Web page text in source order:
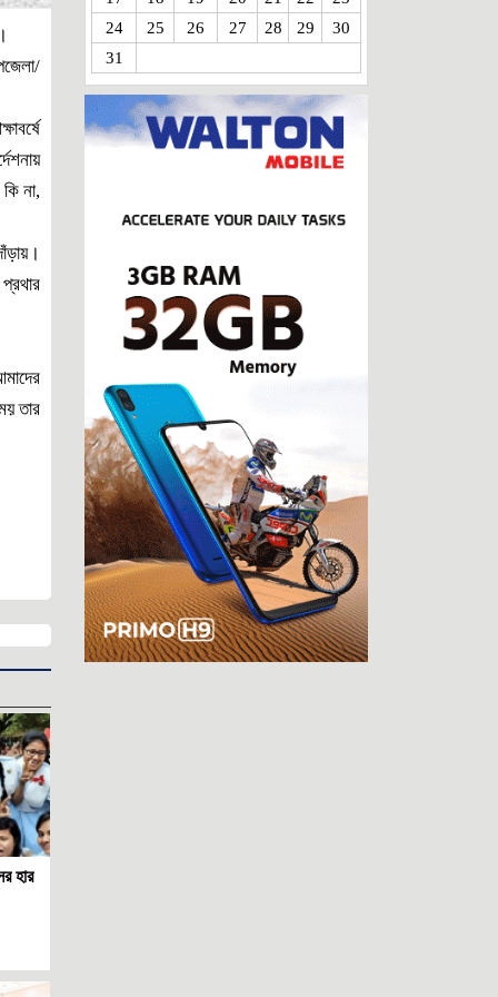
না,
তার
হার
আকিজ গ্রুপের আদ্-দ্বীনে শিশু মৃত্যু এবং কিছু
প্রশ্ন
কোরবানি পশুর হাট: জনস্বার্থ বিরোধী নীতিমালার
সংস্কার জরুরী
পাসপোর্ট অফিসের ঘুষ বাণিজ্য থামছে না কেন?
নৈতিকতার মৃত্যুপুরীতে বাংলাদেশ!
গণতান্ত্রিক পুলিশিং: দরকার প্রযুক্তি,
জবাবদিহিতা ও মানবিকতার সমন্বয়
আরটিএ চুক্তি: গোলামির জিঞ্জির ভেঙে ফেলুন
জিয়া পরিবারকে ধ্বংস করতে চেয়েছিল কারা?
যাকাতের চেয়ে চাঁদাবাজি ভালো: কঠিন পরীক্ষার
মুখে তারেক-বিএনপি
একজন ফরিদা খানম এবং জনপ্রশাসনের
দুষ্টুচক্র
ইরান যুদ্ধে জড়িয়ে বিপাকে ট্রাম্প-আমেরিকা!
জঙ্গি প্রসঙ্গ: সরকারকে বিভ্রান্ত করার কৌশল
নাকি অন্য কিছু?
ট্রাম্পের ওপর হামলা, ইরানের কড়া বার্তা—
বিশ্ব আবার কি যুদ্ধের দিকে?
শান্ত ক্যাম্পাস হঠাৎ উত্তপ্ত হয়ে উঠছে
কেন?
24
25 26 27 28 29
30
31